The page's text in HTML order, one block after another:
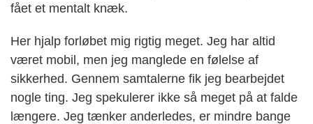
fået et mentalt knæk.
Her hjalp forløbet mig rigtig meget. Jeg har altid
været mobil, men jeg manglede en følelse af
sikkerhed. Gennem samtalerne fik jeg bearbejdet
nogle ting. Jeg spekulerer ikke så meget på at falde
længere. Jeg tænker anderledes, er mindre bange